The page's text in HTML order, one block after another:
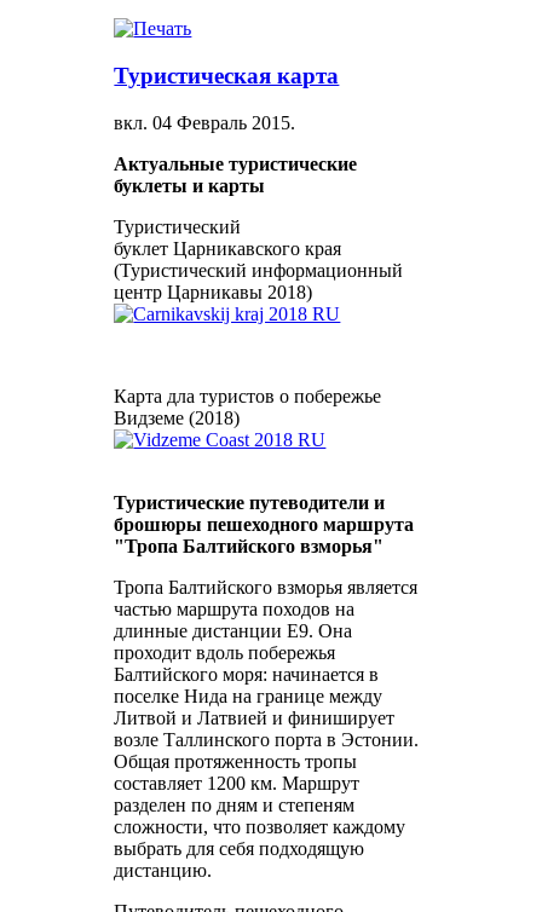
Туристическая карта
вкл.04 Февраль 2015.
Актуальные туристические
буклеты и карты
Туристический
буклет Царникавского края
(Туристический информационный
центр Царникавы 2018)
Карта дла туристов о побережье
Видземе (2018)
Туристические путеводители и
брошюры пешеходного маршрута
"Тропа Балтийского взморья"
Тропа Балтийского взморья является
частью маршрута походов на
длинные дистанции Е9. Она
проходит вдоль побережья
Балтийского моря: начинается в
поселке Нида на границе между
Литвой и Латвией и финиширует
возле Таллинского порта в Эстонии.
Общая протяженность тропы
составляет 1200 км. Маршрут
разделен по дням и степеням
сложности, что позволяет каждому
выбрать для себя подходящую
дистанцию.